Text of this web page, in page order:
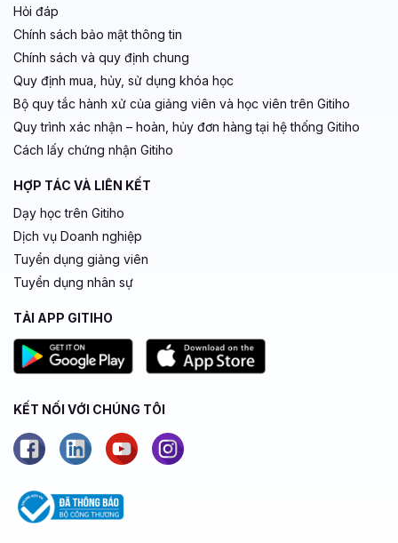
Hỏi đáp
Chính sách bảo mật thông tin
Chính sách và quy định chung
Quy định mua, hủy, sử dụng khóa học
Bộ quy tắc hành xử của giảng viên và học viên trên Gitiho
Quy trình xác nhận – hoàn, hủy đơn hàng tại hệ thống Gitiho
Cách lấy chứng nhận Gitiho
HỢP TÁC VÀ LIÊN KẾT
Dạy học trên Gitiho
Dịch vụ Doanh nghiệp
Tuyển dụng giảng viên
Tuyển dụng nhân sự
TẢI APP GITIHO
KẾT NỐI VỚI CHÚNG TÔI